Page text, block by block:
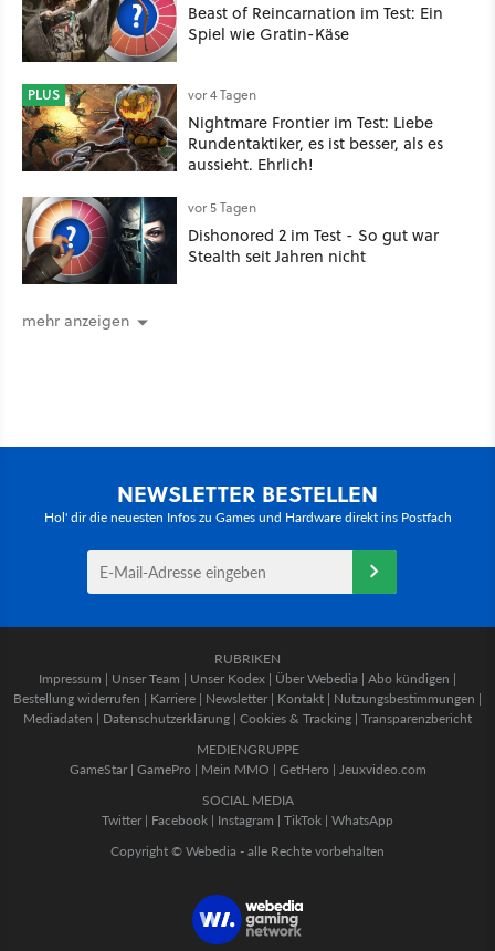
Beast of Reincarnation im Test: Ein
Spiel wie Gratin-Käse
PLUS vor 4 Tagen
Nightmare Frontier im Test: Liebe
Rundentaktiker, es ist besser, als es
aussieht. Ehrlich!
vor 5 Tagen
Dishonored 2 im Test - So gut war
Stealth seit Jahren nicht
mehr anzeigen
NEWSLETTER BESTELLEN
Hol' dir die neuesten Infos zu Games und Hardware direkt ins Postfach
RUBRIKEN
Impressum | Unser Team | Unser Kodex | Über Webedia | Abo kündigen |
Bestellung widerrufen | Karriere | Newsletter | Kontakt | Nutzungsbestimmungen |
Mediadaten | Datenschutzerklärung | Cookies & Tracking | Transparenzbericht
MEDIENGRUPPE
GameStar| GamePro | Mein MMO | GetHero | Jeuxvideo.com
SOCIAL MEDIA
Twitter | Facebook | Instagram | TikTok | WhatsApp
Copyright © Webedia - alle Rechte vorbehalten